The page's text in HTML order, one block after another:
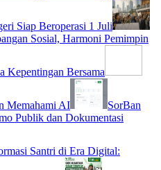
Siap Beroperasi 1 Juli
Sosial, Harmoni Pemimpin
Kepentingan Bersama
Memahami AI
SorBan
Publik dan Dokumentasi
Santri di Era Digital: